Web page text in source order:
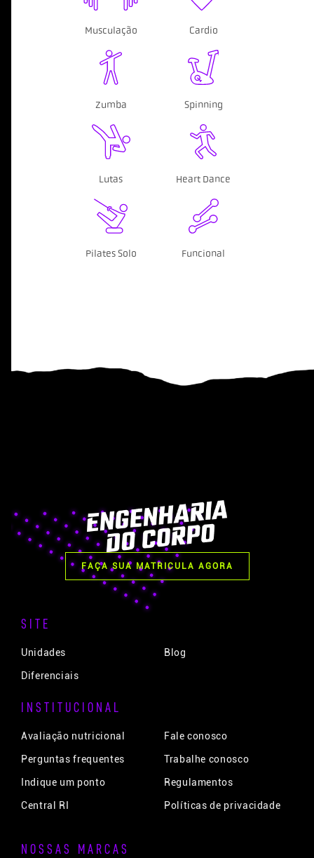
Musculação Cardio
Zumba Spinning
Lutas Heart Dance
Pilates Solo Funcional
FAÇA SUA MATRICULA AGORA
SITE
Unidades
Diferenciais
Blog
INSTITUCIONAL
Avaliação nutricional
Perguntas frequentes
Indique um ponto
Central RI
Fale conosco
Trabalhe conosco
Regulamentos
Políticas de privacidade
NOSSAS MARCAS